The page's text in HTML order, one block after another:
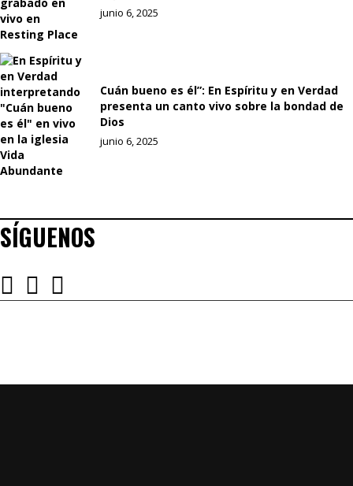
junio 6, 2025
Cuán bueno es él”: En Espíritu y en Verdad
presenta un canto vivo sobre la bondad de
Dios
junio 6, 2025
SÍGUENOS